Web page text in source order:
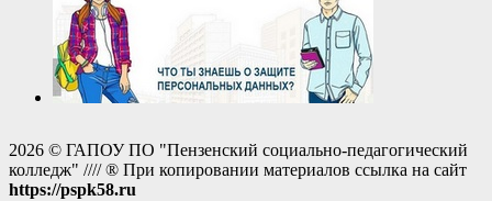
2026 © ГАПОУ ПО "Пензенский социально-педагогический
колледж" //// ® При копировании материалов ссылка на сайт
https://pspk58.ru